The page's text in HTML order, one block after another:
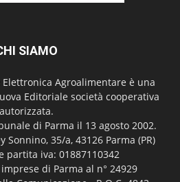
SIAMO
Elettronica Agroalimentare è una
Editoriale società cooperativa
autorizzata.
di Parma il 13 agosto 2002.
Sonnino, 35/a, 43126 Parma (PR)
partita iva: 01887110342
di Parma al n° 24929